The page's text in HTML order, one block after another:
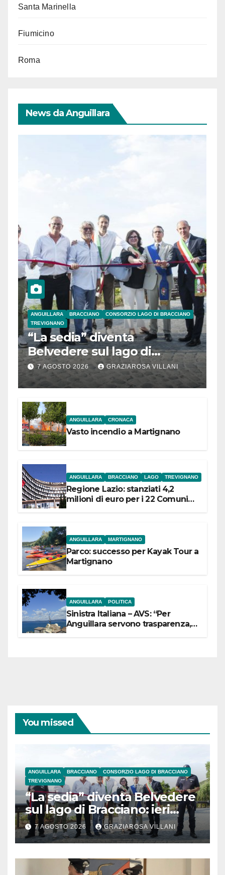
Santa Marinella
Fiumicino
Roma
News da Anguillara
ANGUILLARA BRACCIANO
CONSORZIO LAGO DI BRACCIANO
TREVIGNANO
“La sedia” diventa
Belvedere sul lago di
Bracciano: ieri
l’inaugurazione
7 AGOSTO 2026 GRAZIAROSA VILLANI
ANGUILLARA CRONACA
Vasto incendio a Martignano
ANGUILLARA BRACCIANO LAGO TREVIGNANO
Regione Lazio: stanziati 4,2
milioni di euro per i 22 Comuni
ANGUILLARA MARTIGNANO
Parco: successo per Kayak Tour a
Martignano
ANGUILLARA POLITICA
Sinistra Italiana – AVS: “Per
Anguillara servono trasparenza,
You missed
ANGUILLARA BRACCIANO
CONSORZIO LAGO DI BRACCIANO
TREVIGNANO
“La sedia” diventa Belvedere
sul lago di Bracciano: ieri
l’inaugurazione
7 AGOSTO 2026 GRAZIAROSA VILLANI